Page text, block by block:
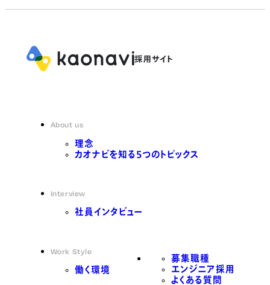
About us
理念
カオナビを知る5つのトピックス
Interview
社員インタビュー
Work Style
働く環境
募集職種
エンジニア採用
よくある質問